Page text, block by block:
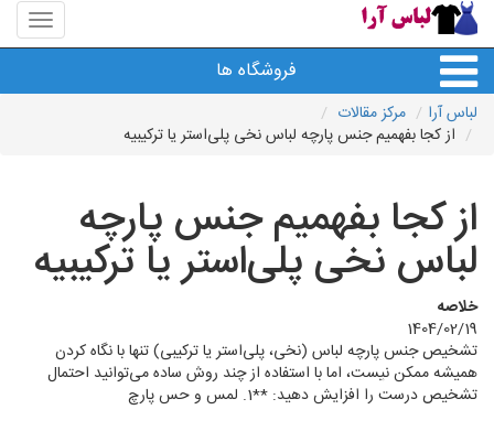
منوی
سایت
آرا
فروشگاه ها
لباس آرا
مرکز مقالات
از کجا بفهمیم جنس پارچه لباس نخی پلی‌استر یا ترکیبیه
از کجا بفهمیم جنس پارچه
لباس نخی پلی‌استر یا ترکیبیه
خلاصه
1404/02/19
تشخیص جنس پارچه لباس (نخی، پلی‌استر یا ترکیبی) تنها با نگاه کردن
همیشه ممکن نیست، اما با استفاده از چند روش ساده می‌توانید احتمال
تشخیص درست را افزایش دهید: **1. لمس و حس پارچ